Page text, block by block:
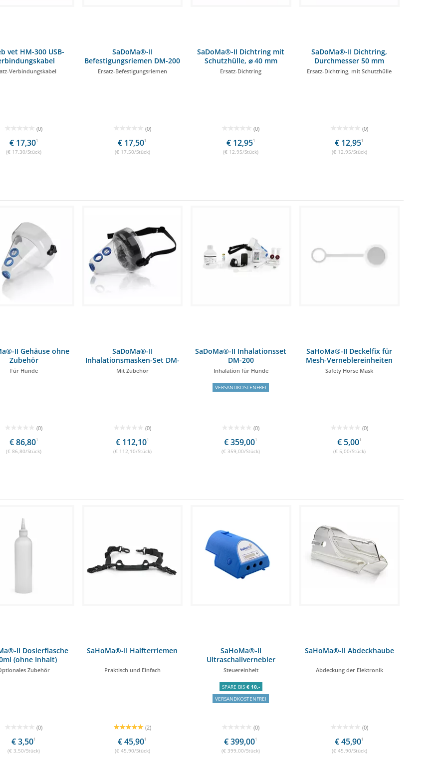
vet HM-300 USB-
Verbindungskabel
(0)
€ 17,301
(€ 17,30/Stück)
SaDoMa®-II
Befestigungsriemen DM-200
Ersatz-Befestigungsriemen
(0)
€ 17,501
(€ 17,50/Stück)
SaDoMa®-II Dichtring mit
Schutzhülle, ⌀ 40 mm
Ersatz-Dichtring
(0)
€ 12,951
(€ 12,95/Stück)
SaDoMa®-II Dichtring,
Durchmesser 50 mm
Ersatz-Dichtring, mit Schutzhülle
(0)
€ 12,951
(€ 12,95/Stück)
II Gehäuse ohne
Zubehör
Für Hunde
(0)
€ 86,801
(€ 86,80/Stück)
SaDoMa®-II
Inhalationsmasken-Set DM-
200 Hunde
Mit Zubehör
(0)
€ 112,101
(€ 112,10/Stück)
SaDoMa®-II Inhalationsset
DM-200
Inhalation für Hunde
VERSANDKOSTENFREI
(0)
€ 359,001
(€ 359,00/Stück)
SaHoMa®-II Deckelfix für
Mesh-Verneblereinheiten
Safety Horse Mask
(0)
€ 5,001
(€ 5,00/Stück)
II Dosierflasche
(ohne Inhalt)
Zubehör
(0)
€ 3,501
(€ 3,50/Stück)
SaHoMa®-II Halfterriemen
Praktisch und Einfach
(2)
€ 45,901
(€ 45,90/Stück)
SaHoMa®-II
Ultraschallvernebler
Steuereinheit
SPARE BIS € 10,-
VERSANDKOSTENFREI
(0)
€ 399,001
(€ 399,00/Stück)
SaHoMa®-ll Abdeckhaube
Abdeckung der Elektronik
(0)
€ 45,901
(€ 45,90/Stück)